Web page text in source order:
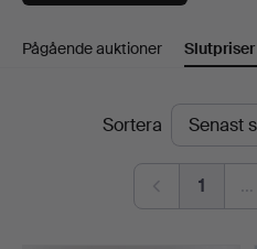
Pågående auktioner Slutpriser
SlutpriserSortera
1 …